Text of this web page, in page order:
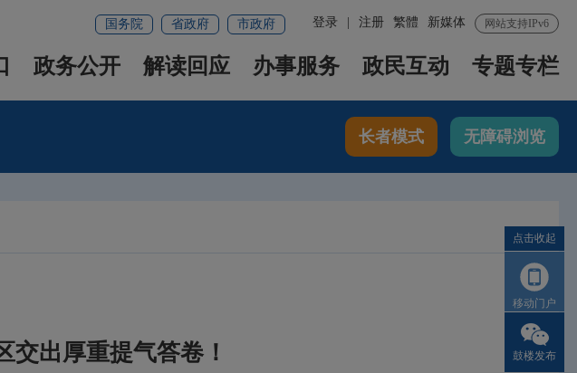
网站支持IPv6
新媒体
繁體
登录 注册
国务院 省政府 市政府
政务公开 解读回应 办事服务 政民互动 专题专栏
长者模式 无障碍浏览
交出厚重提气答卷！
点击收起
移动门户
鼓楼发布